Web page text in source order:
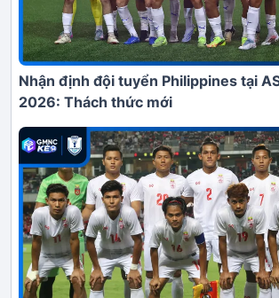
Nhận định đội tuyển Philippines tại
2026: Thách thức mới